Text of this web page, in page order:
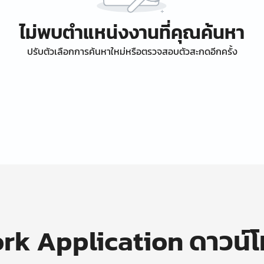
ไม่พบตำแหน่งงานที่คุณค้นหา
ปรับตัวเลือกการค้นหาใหม่หรือตรวจสอบตัวสะกดอีกครั้ง
Application ดาวน์